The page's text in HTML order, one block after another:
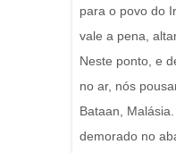
para o povo do
vale a pena,
Neste ponto, e
no ar, nós
Bataan,
demorado no